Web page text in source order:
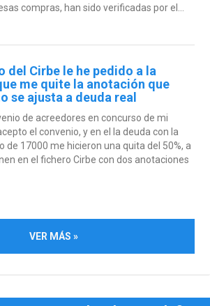
compras, han sido verificadas por el...
del Cirbe le he pedido a la
me quite la anotación que
se ajusta a deuda real
de acreedores en concurso de mi
el convenio, y en el la deuda con la
de 17000 me hicieron una quita del 50%, a
en el fichero Cirbe con dos anotaciones
VER MÁS »